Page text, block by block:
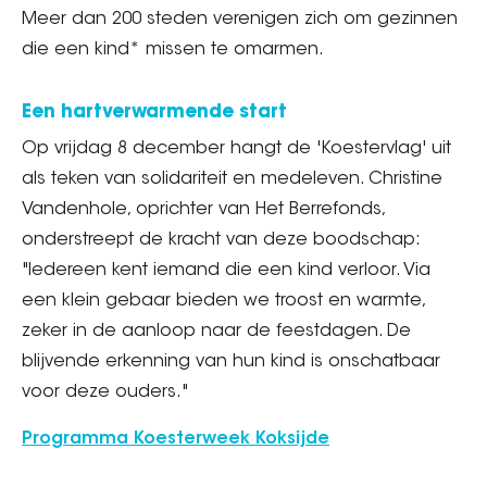
Meer dan 200 steden verenigen zich om gezinnen
die een kind* missen te omarmen.
Een hartverwarmende start
Op vrijdag 8 december hangt de 'Koestervlag' uit
als teken van solidariteit en medeleven. Christine
Vandenhole, oprichter van Het Berrefonds,
onderstreept de kracht van deze boodschap:
"Iedereen kent iemand die een kind verloor. Via
een klein gebaar bieden we troost en warmte,
zeker in de aanloop naar de feestdagen. De
blijvende erkenning van hun kind is onschatbaar
voor deze ouders."
Programma Koesterweek Koksijde